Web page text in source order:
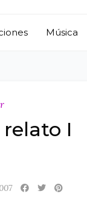
Música
I